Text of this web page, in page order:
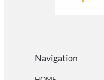
Navigation